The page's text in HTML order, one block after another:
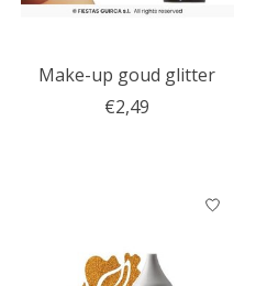
Make-up goud glitter
€2,49